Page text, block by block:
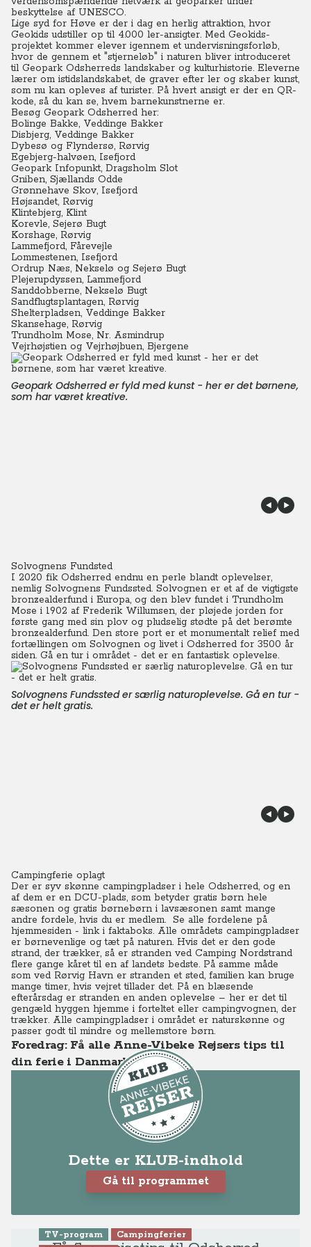
beskyttelse af UNESCO.
Lige syd for Høve er der i dag en herlig attraktion, hvor
Geokids udstiller op til 4.000 ler-ansigter. Med Geokids-
projektet kommer elever igennem et undervisningsforløb,
hvor de gennem et "stjerneløb" i naturen bliver introduceret
til Geopark Odsherreds landskaber og kulturhistorie. Eleverne
lærer om istidslandskabet, de graver efter ler og skaber kunst,
som nu kan opleves af turister. På hvert ansigt er der en QR-
kode, så du kan se, hvem barnekunstnerne er.
Besøg Geopark Odsherred her:
Bolinge Bakke, Veddinge Bakker
Disbjerg, Veddinge Bakker
Dybesø og Flyndersø, Rørvig
Egebjerg-halvøen, Isefjord
Geopark Infopunkt, Dragsholm Slot
Gniben, Sjællands Odde
Grønnehave Skov, Isefjord
Højsandet, Rørvig
Klintebjerg, Klint
Korevle, Sejerø Bugt
Korshage, Rørvig
Lammefjord, Fårevejle
Lommestenen, Isefjord
Ordrup Næs, Nekselø og Sejerø Bugt
Plejerupdyssen, Lammefjord
Sanddobberne, Nekselø Bugt
Sandflugtsplantagen, Rørvig
Shelterpladsen, Veddinge Bakker
Skansehage, Rørvig
Trundholm Mose, Nr. Asmindrup
Vejrhøjstien og Vejrhøjbuen, Bjergene
Geopark Odsherred er fyld med kunst - her er det børnene,
som har været kreative.
Solvognens Fundsted
I 2020 fik Odsherred endnu en perle blandt oplevelser,
nemlig Solvognens Fundssted. Solvognen er et af de vigtigste
bronzealderfund i Europa, og den blev fundet i Trundholm
Mose i 1902 af Frederik Willumsen, der pløjede jorden for
første gang med sin plov og pludselig stødte på det berømte
bronzealderfund. Den store port er et monumentalt relief med
fortællingen om Solvognen og livet i Odsherred for 3500 år
siden. Gå en tur i området - det er en fantastisk oplevelse.
Solvognens Fundssted er særlig naturoplevelse. Gå en tur -
det er helt gratis.
Campingferie oplagt
Der er syv skønne campingpladser i hele Odsherred, og en
af dem er en DCU-plads, som betyder gratis børn hele
sæsonen og gratis børnebørn i lavsæsonen samt mange
andre fordele, hvis du er medlem. Se alle fordelene på
hjemmesiden - link i faktaboks. Alle områdets campingpladser
er børnevenlige og tæt på naturen. Hvis det er den gode
strand, der trækker, så er stranden ved Camping Nordstrand
flere gange kåret til en af landets bedste. På samme måde
som ved Rørvig Havn er stranden et sted, familien kan bruge
mange timer, hvis vejret tillader det. På en blæsende
efterårsdag er stranden en anden oplevelse – her er det til
gengæld hyggen hjemme i forteltet eller campingvognen, der
trækker. Alle campingpladser i området er naturskønne og
passer godt til mindre og mellemstore børn.
Foredrag: Få alle Anne-Vibeke Rejsers tips til
din ferie i Danmark
Dette er KLUB-indhold
Gå til programmet
TV-program
Campingferier